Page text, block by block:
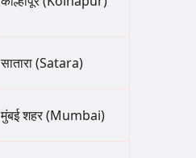
सातारा (Satara)
मुंबई शहर (Mumbai)